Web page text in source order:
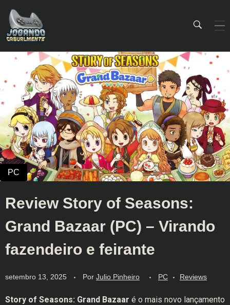
Review Story of Seasons:
Grand Bazaar (PC) – Virando
fazendeiro e feirante
setembro 13, 2025 Por Julio Pinheiro PC Reviews
Story of Seasons: Grand Bazaar é o mais novo lançamento